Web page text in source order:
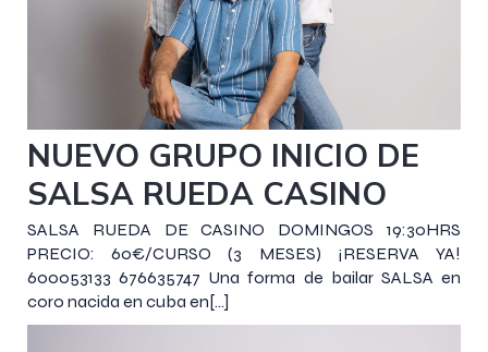
NUEVO GRUPO INICIO DE
SALSA RUEDA CASINO
SALSA RUEDA DE CASINO DOMINGOS 19:30HRS
PRECIO: 60€/CURSO (3 MESES) ¡RESERVA YA!
600053133 676635747 Una forma de bailar SALSA en
coro nacida en cuba en[…]